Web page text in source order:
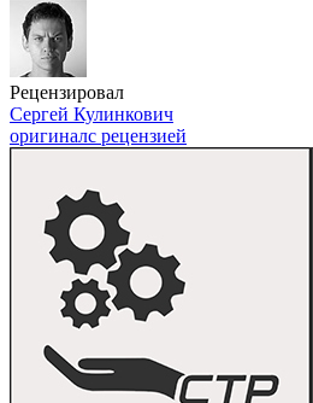
Рецензировал
Сергей Кулинкович
оригиналс рецензией